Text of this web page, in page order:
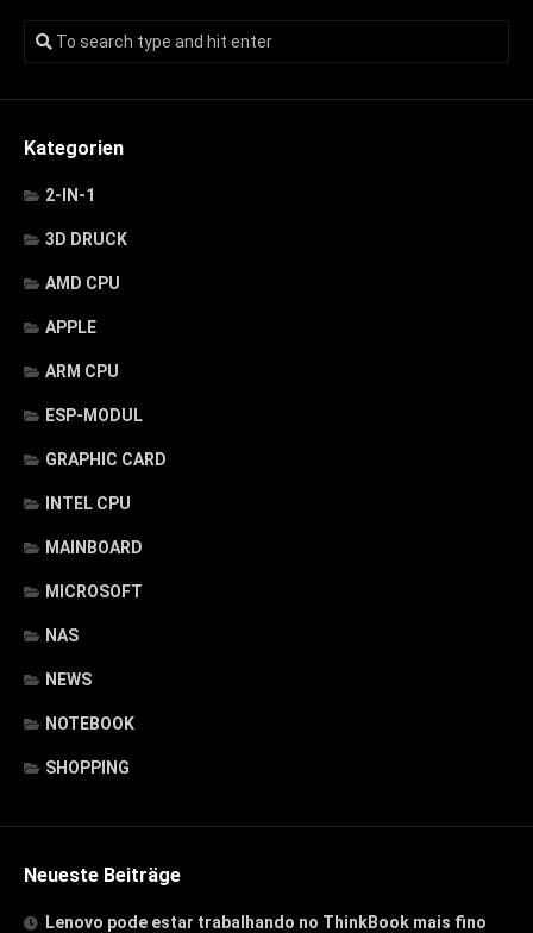
Kategorien
2-IN-1
3D DRUCK
AMD CPU
APPLE
ARM CPU
ESP-MODUL
GRAPHIC CARD
INTEL CPU
MAINBOARD
MICROSOFT
NAS
NEWS
NOTEBOOK
SHOPPING
Neueste Beiträge
Lenovo pode estar trabalhando no ThinkBook mais fino